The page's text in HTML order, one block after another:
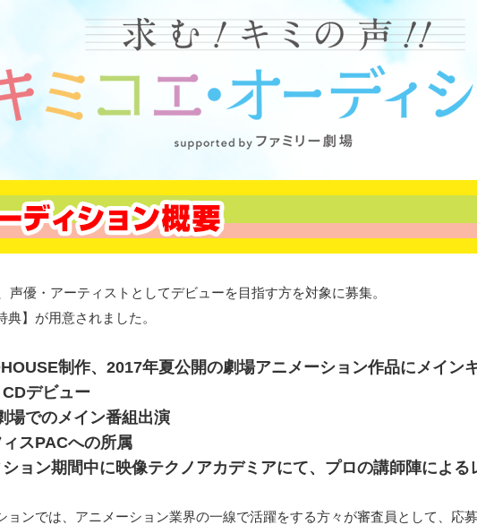
声優・アーティストとしてデビューを目指す方を対象に募集。
】が用意されました。
制作、2017年夏公開の劇場アニメーション作品にメイン
CDデビュー
場でのメイン番組出演
スPACへの所属
ョン期間中に映像テクノアカデミアにて、プロの講師陣による
ョンでは、アニメーション業界の一線で活躍をする方々が審査員として、応